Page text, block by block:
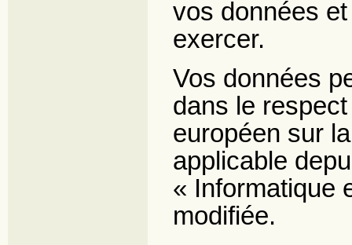
vos données
exercer.
Vos données
dans le
européen sur
applicable
« Informatique
modifiée.